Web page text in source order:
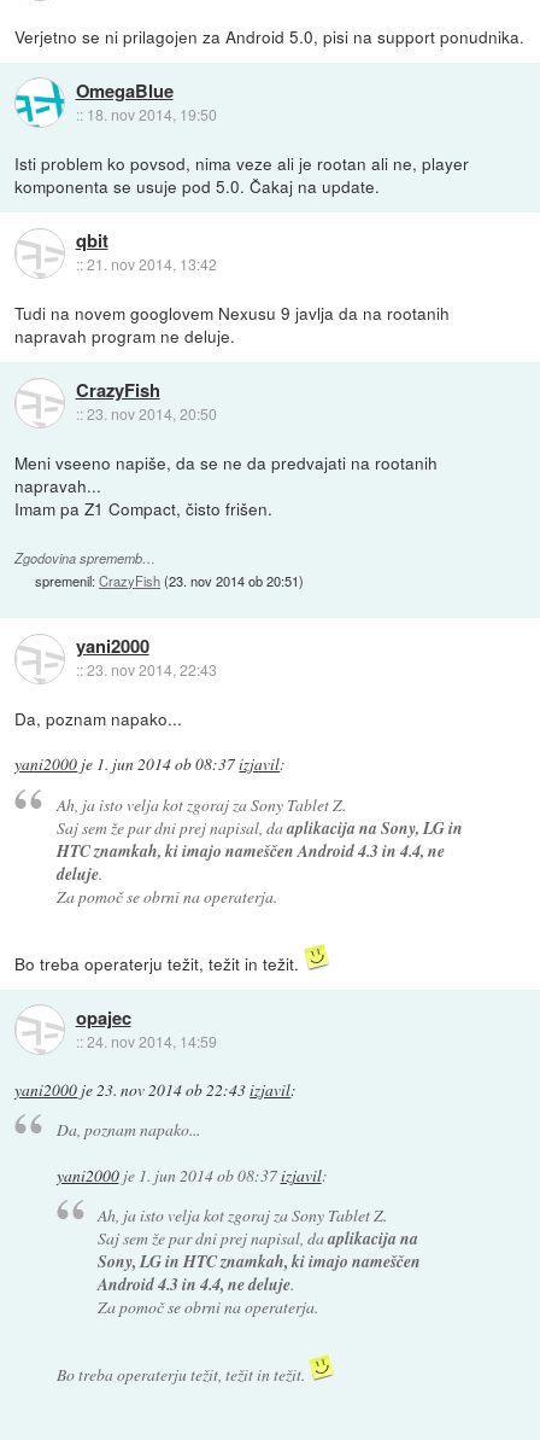
Verjetno se ni prilagojen za Android 5.0, pisi na support ponudnika.
OmegaBlue
:: 18. nov 2014, 19:50
Isti problem ko povsod, nima veze ali je rootan ali ne, player
komponenta se usuje pod 5.0. Čakaj na update.
qbit
::21. nov 2014, 13:42
Tudi na novem googlovem Nexusu 9 javlja da na rootanih
napravah program ne deluje.
CrazyFish
::23. nov 2014, 20:50
Meni vseeno napiše, da se ne da predvajati na rootanih
napravah...
Imam pa Z1 Compact, čisto frišen.
Zgodovina sprememb…
spremenil:CrazyFish(23. nov 2014 ob 20:51)
yani2000
::23. nov 2014, 22:43
Da, poznam napako...
yani2000 je 1. jun 2014 ob 08:37izjavil:
Ah, ja isto velja kot zgoraj za Sony Tablet Z.
Saj sem že par dni prej napisal, daaplikacija na Sony, LG in
HTC znamkah, ki imajo nameščen Android 4.3 in 4.4, ne
deluje.
Za pomoč se obrni na operaterja.
Bo treba operaterju težit, težit in težit.
opajec
::24. nov 2014, 14:59
yani2000 je 23. nov 2014 ob 22:43izjavil:
Da, poznam napako...
yani2000je 1. jun 2014 ob 08:37izjavil:
Ah, ja isto velja kot zgoraj za Sony Tablet Z.
Saj sem že par dni prej napisal, daaplikacija na
Sony, LG in HTC znamkah, ki imajo nameščen
Android 4.3 in 4.4, ne deluje.
Za pomoč se obrni na operaterja.
Bo treba operaterju težit, težit in težit.